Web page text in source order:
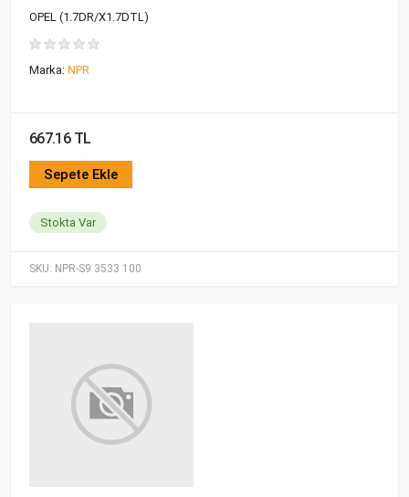
SKU: NPR-S9 3533 100
OPEL (1.7DR/X1.7DTL)
Marka: NPR
667.16 TL
Sepete Ekle
Stokta Var